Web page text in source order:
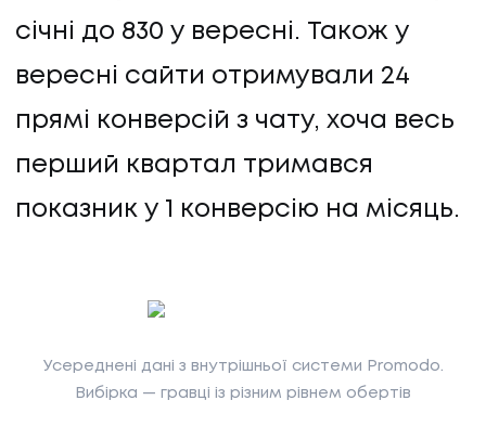
січні до 830 у вересні. Також у
вересні сайти отримували 24
прямі конверсій з чату, хоча весь
перший квартал тримався
показник у 1 конверсію на місяць.
Усереднені дані з внутрішньої системи Promodo.
Вибірка — гравці із різним рівнем обертів